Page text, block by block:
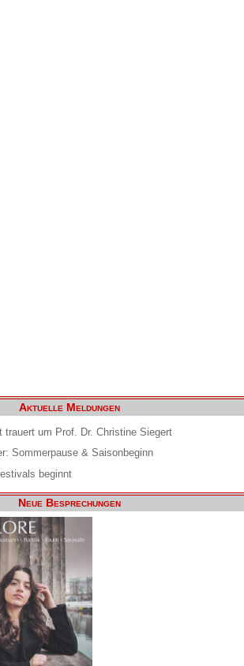
Aktuelle Meldungen
trauert um Prof. Dr. Christine Siegert
Sommerpause & Saisonbeginn
beginnt
Neue Besprechungen